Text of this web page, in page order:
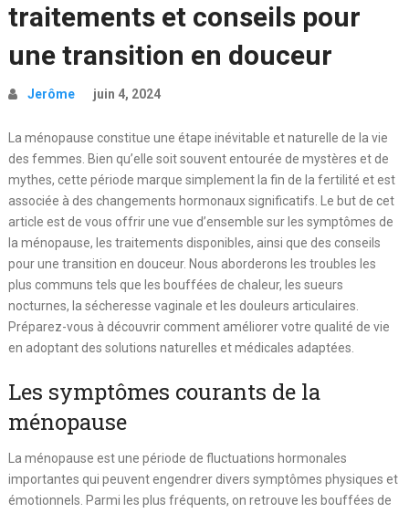
traitements et conseils pour
une transition en douceur
Jerôme juin 4, 2024
La ménopause constitue une étape inévitable et naturelle de la vie
des femmes. Bien qu’elle soit souvent entourée de mystères et de
mythes, cette période marque simplement la fin de la fertilité et est
associée à des changements hormonaux significatifs. Le but de cet
article est de vous offrir une vue d’ensemble sur les symptômes de
la ménopause, les traitements disponibles, ainsi que des conseils
pour une transition en douceur. Nous aborderons les troubles les
plus communs tels que les bouffées de chaleur, les sueurs
nocturnes, la sécheresse vaginale et les douleurs articulaires.
Préparez-vous à découvrir comment améliorer votre qualité de vie
en adoptant des solutions naturelles et médicales adaptées.
Les symptômes courants de la
ménopause
La ménopause est une période de fluctuations hormonales
importantes qui peuvent engendrer divers symptômes physiques et
émotionnels. Parmi les plus fréquents, on retrouve les bouffées de